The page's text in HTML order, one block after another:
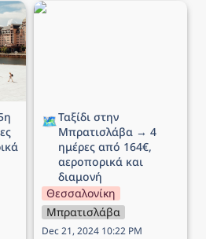
Ταξίδι στην Μπρατισλάβα
🗺️Ταξίδι στην
Μπρατισλάβα → 4
ημέρες από 164€,
αεροπορικά και
διαμονή
Θεσσαλονίκη
Μπρατισλάβα
Dec 21, 2024 10:22 PM